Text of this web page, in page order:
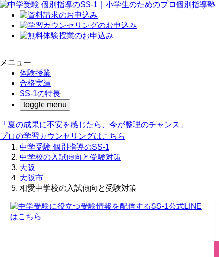
メニュー
体験授業
合格実績
SS-1の特長
toggle menu
「夏の成果に不安を感じたら、今が整理のチャンス」
プロの学習カウンセリングはこちら
中学受験 個別指導のSS-1
中学校の入試傾向と受験対策
大阪
大阪市
相愛中学校の入試傾向と受験対策